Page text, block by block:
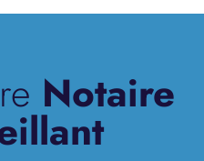
Notaire